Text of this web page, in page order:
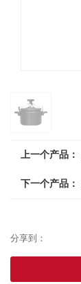
上一个产品：
下一个产品：
分享到：